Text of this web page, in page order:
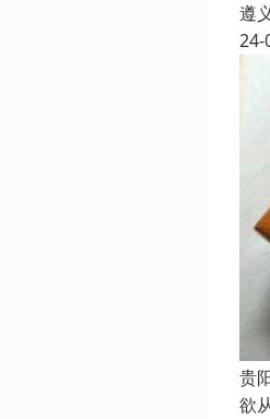
遵
24-
贵
欲